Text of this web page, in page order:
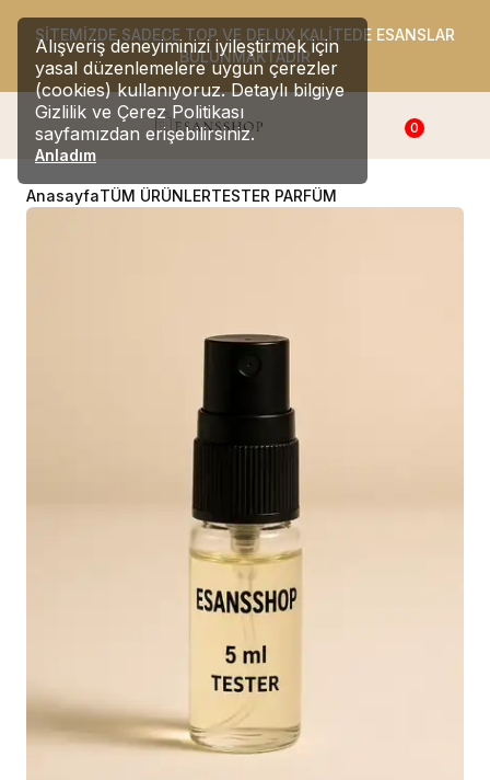
Alışveriş deneyiminizi iyileştirmek için
yasal düzenlemelere uygun çerezler
(cookies) kullanıyoruz. Detaylı bilgiye
Gizlilik ve Çerez Politikası
sayfamızdan erişebilirsiniz.
Anladım
SİTEMİZDE SADECE TOP VE DELUX KALİTEDE ESANSLAR
BULUNMAKTADIR
0
AnasayfaTÜM ÜRÜNLERTESTER PARFÜM